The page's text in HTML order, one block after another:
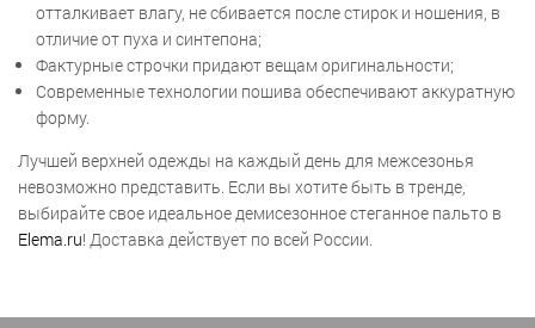
отталкивает влагу, не сбивается после стирок и ношения, в
отличие от пуха и синтепона;
Фактурные строчки придают вещам оригинальности;
Современные технологии пошива обеспечивают аккуратную
форму.
Лучшей верхней одежды на каждый день для межсезонья
невозможно представить. Если вы хотите быть в тренде,
выбирайте свое идеальное демисезонное стеганное пальто в
Elema.ru! Доставка действует по всей России.